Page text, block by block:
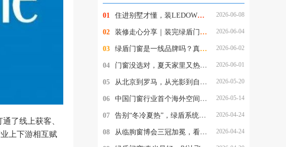
了线上获客、
上下游相互赋
01 住进别墅才懂，装LEDOW绿盾全景落地窗，才是装修最明智的决定 2026-06-08
02 装修走心分享｜装完绿盾门窗，终于告别甲醛与擦窗的烦恼 2026-06-04
03 绿盾门窗是一线品牌吗？真实档次究竟如何？ 2026-06-02
04 门窗没选对，夏天家里又热又潮还招蚊！绿盾门窗一站式解决所有烦恼 2026-06-01
05 从北京到罗马，从光影到自洁净醛：绿盾门窗2026的品牌跃迁与美学破局 2026-05-20
06 中国门窗行业首个海外空间美学实验室落地罗马，绿盾门窗的这一步，为何意义非凡？ 2026-05-14
07 告别“冬冷夏热”，绿盾系统阳光房，重新定义“与自然为邻” 2026-04-24
08 从临朐窗博会三冠加冕，看绿盾门窗的品牌定力与破局之道 2026-04-24